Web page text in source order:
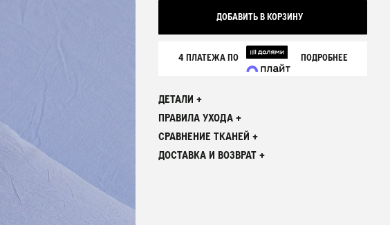
ДОБАВИТЬ В КОРЗИНУ
4 ПЛАТЕЖА ПО ПОДРОБНЕЕ
ДЕТАЛИ +
ПРАВИЛА УХОДА +
СРАВНЕНИЕ ТКАНЕЙ +
ДОСТАВКА И ВОЗВРАТ +